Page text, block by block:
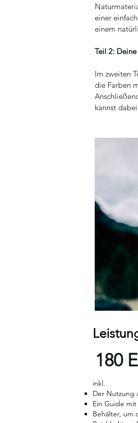
einer
einem
Teil 2:
Im zweiten
die Farben
kannst
180
inkl. ​
Der Nutzung
Ein Guide
Behälter, um